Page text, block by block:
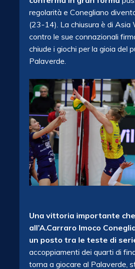
regolarità e Conegliano
(23-14). La chiusura è di Asia
contro le sue connazionali
chiude i giochi per la gioia del
Palaverde.
Una vittoria importante
all’A.Carraro Imoco
un posto tra le teste di
accoppiamenti dei quarti di
torna a giocare al Palaverde,